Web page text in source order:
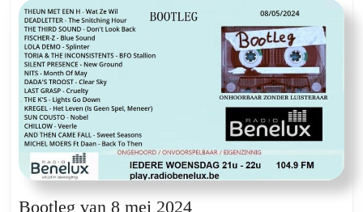
Bootleg van 8 mei 2024Bootleg